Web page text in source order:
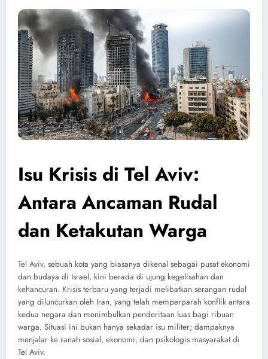
Isu Krisis di Tel Aviv:
Antara Ancaman Rudal
dan Ketakutan Warga
Tel Aviv, sebuah kota yang biasanya dikenal sebagai pusat ekonomi
dan budaya di Israel, kini berada di ujung kegelisahan dan
kehancuran. Krisis terbaru yang terjadi melibatkan serangan rudal
yang diluncurkan oleh Iran, yang telah memperparah konflik antara
kedua negara dan menimbulkan penderitaan luas bagi ribuan
warga. Situasi ini bukan hanya sekadar isu militer; dampaknya
menjalar ke ranah sosial, ekonomi, dan psikologis masyarakat di
Tel Aviv.